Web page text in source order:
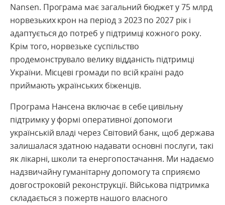
Nansen. Програма має загальний бюджет у 75 млрд
норвезьких крон на період з 2023 по 2027 рік і
адаптується до потреб у підтримці кожного року.
Крім того, норвезьке суспільство
продемонструвало велику відданість підтримці
України. Місцеві громади по всій країні радо
приймають українських біженців.
Програма Нансена включає в себе цивільну
підтримку у формі оперативної допомоги
українській владі через Світовий банк, щоб держава
залишалася здатною надавати основні послуги, такі
як лікарні, школи та енергопостачання. Ми надаємо
надзвичайну гуманітарну допомогу та сприяємо
довгостроковій реконструкції. Військова підтримка
складається з пожертв нашого власного